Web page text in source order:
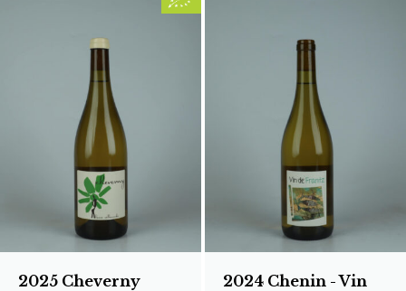
2025 Cheverny
2024 Chenin - Vin